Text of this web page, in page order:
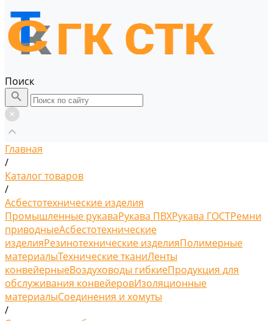
Поиск
Главная
/
Каталог товаров
/
Асбестотехнические изделия
Промышленные рукаваРукава ПВХРукава ГОСТРемни
приводныеАсбестотехнические
изделияРезинотехнические изделияПолимерные
материалыТехнические тканиЛенты
конвейерныеВоздуховоды гибкиеПродукция для
обслуживания конвейеровИзоляционные
материалыСоединения и хомуты
/